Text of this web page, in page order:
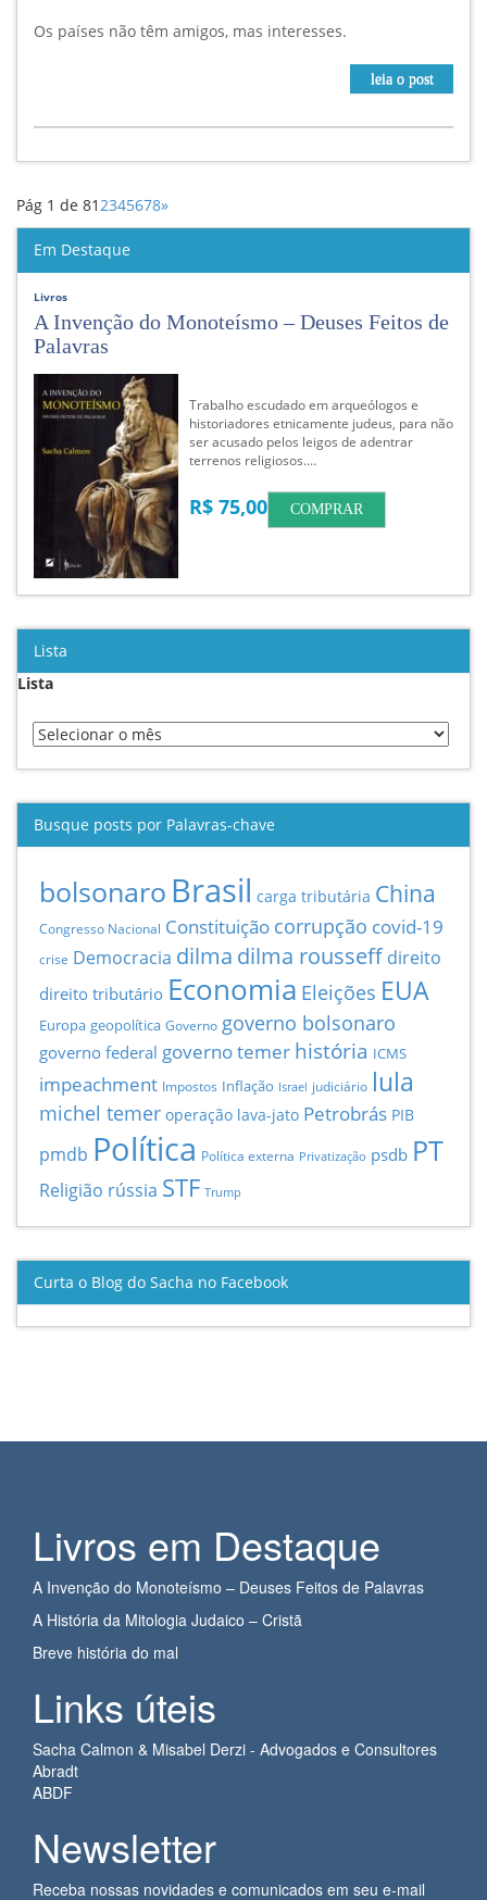
Os países não têm amigos, mas interesses.
leia o post
Pág 1 de 812345678»
Em Destaque
Livros
A Invenção do Monoteísmo – Deuses Feitos de
Palavras
Trabalho escudado em arqueólogos e
historiadores etnicamente judeus, para não
ser acusado pelos leigos de adentrar
terrenos religiosos.…
R$ 75,00 COMPRAR
Lista
Lista
Busque posts por Palavras-chave
bolsonaro Brasil carga tributária China
Congresso Nacional Constituição corrupção covid-19
crise Democracia dilma dilma rousseff direito
direito tributário Economia Eleições EUA
Europa geopolítica Governo governo bolsonaro
governo federal governo temer história ICMS
impeachment Impostos Inflação Israel judiciário lula
michel temer operação lava-jato Petrobrás PIB
pmdb Política Política externa Privatização psdb PT
Religião rússia STF Trump
Curta o Blog do Sacha no Facebook
Livros em Destaque
A Invenção do Monoteísmo – Deuses Feitos de Palavras
A História da Mitologia Judaico – Cristã
Breve história do mal
Links úteis
Sacha Calmon & Misabel Derzi - Advogados e Consultores
Abradt
ABDF
Newsletter
Receba nossas novidades e comunicados em seu e-mail